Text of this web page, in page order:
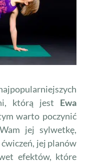
którą jest Ewa
warto poczynić
jej sylwetkę,
jej planów
efektów, które